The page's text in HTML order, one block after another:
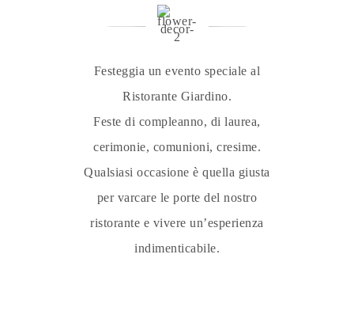
Festeggia un evento speciale al
Ristorante Giardino.
Feste di compleanno, di laurea,
cerimonie, comunioni, cresime.
Qualsiasi occasione è quella giusta
per varcare le porte del nostro
ristorante e vivere un’esperienza
indimenticabile.